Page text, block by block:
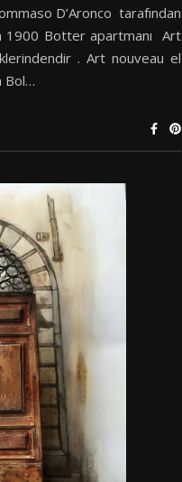
D’Aronco tarafından
1900 Botter apartmanı Art
. Art nouveau el
Bol…